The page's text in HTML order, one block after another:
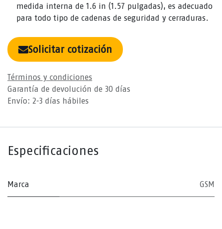
medida interna de 1.6 in (1.57 pulgadas), es adecuado
para todo tipo de cadenas de seguridad y cerraduras.
Solicitar cotización
Términos y condiciones
Garantía de devolución de 30 días
Envío: 2-3 días hábiles
Especificaciones
Marca GSM